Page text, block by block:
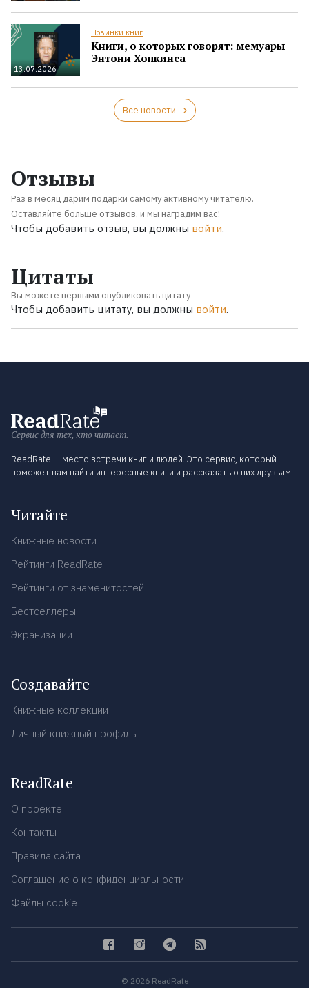
13.07.2026
Новинки книг
Книги, о которых говорят: мемуары
Энтони Хопкинса
Все новости
Отзывы
Раз в месяц дарим подарки самому активному читателю.
Оставляйте больше отзывов, и мы наградим вас!
Чтобы добавить отзыв, вы должны войти.
Цитаты
Вы можете первыми опубликовать цитату
Чтобы добавить цитату, вы должны войти.
Сервис для тех, кто читает.
ReadRate — место встречи книг и людей. Это сервис, который
поможет вам найти интересные книги и рассказать о них друзьям.
Читайте
Книжные новости
Рейтинги ReadRate
Рейтинги от знаменитостей
Бестселлеры
Экранизации
Создавайте
Книжные коллекции
Личный книжный профиль
ReadRate
О проекте
Контакты
Правила сайта
Соглашение о конфиденциальности
Файлы cookie
© 2026 ReadRate